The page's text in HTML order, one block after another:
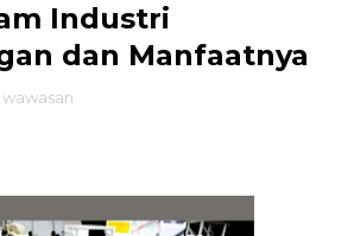
Industri
dan Manfaatnya
wawasan